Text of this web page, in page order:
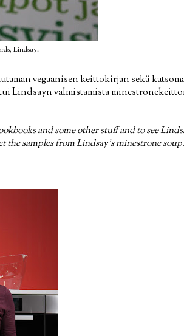
Lindsay!
vegaanisen keittokirjan sekä
valmistamista
and some other stuff and to see
the samples from Lindsay's minestrone